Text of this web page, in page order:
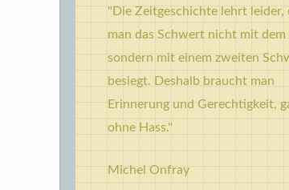
"Die Zeitgeschichte lehrt leider,
man das Schwert nicht mit dem
sondern mit einem zweiten
besiegt. Deshalb braucht man
Erinnerung und Gerechtigkeit,
ohne Hass."
Michel Onfray